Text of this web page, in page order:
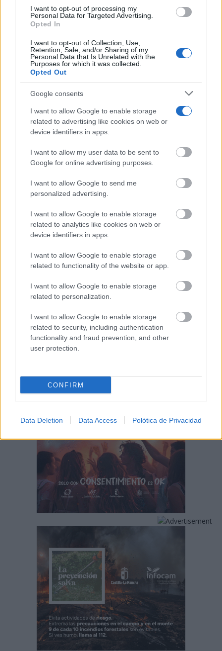
use your data for below specified purposes in below Google
consent section.
I want to opt-out of processing my
Personal Data for Targeted Advertising.
Opted In
I want to opt-out of Collection, Use,
Retention, Sale, and/or Sharing of my
Personal Data that Is Unrelated with the
Purposes for which it was collected.
Opted Out
Google consents
I want to allow Google to enable storage
related to advertising like cookies on web or
device identifiers in apps.
I want to allow my user data to be sent to
Google for online advertising purposes.
I want to allow Google to send me
personalized advertising.
I want to allow Google to enable storage
related to analytics like cookies on web or
device identifiers in apps.
I want to allow Google to enable storage
related to functionality of the website or app.
I want to allow Google to enable storage
related to personalization.
I want to allow Google to enable storage
related to security, including authentication
functionality and fraud prevention, and other
user protection.
CONFIRM
Data Deletion Data Access Polótica de Privacidad
Corepunk MMORPG
Un verdadero MMORPG de la vieja escuela ¡Cómo los
de antes, pero mejor!
DISCOVER WITH
Últimas noticias
Sabrido presenta la Unidad de Movilidad y
Seguridad Vial para la...
El MITECO destina 233 millones a tres
06/08/2026
Fallece el expresidente de Eurocaja Rural,
Andrés Gómez Mora, a los...
06/08/2026
El próximo eclipse en el Quijote Cósmico de
06/08/2026
El SEPRONA investiga a dos personas por el
incendio de Cabezarrubias...
06/08/2026